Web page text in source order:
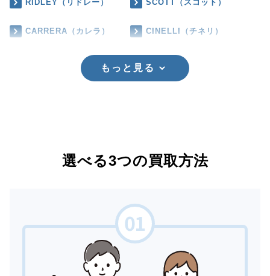
RIDLEY（リドレー） SCOTT（スコット）
CARRERA（カレラ） CINELLI（チネリ）
もっと見る
選べる3つの買取方法